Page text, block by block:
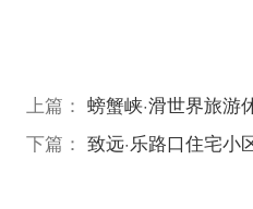
上篇： 螃蟹峡·滑世界旅游
下篇： 致远·乐路口住宅小